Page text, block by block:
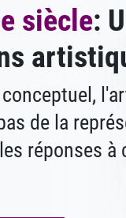
siècle:
de la
réponses à